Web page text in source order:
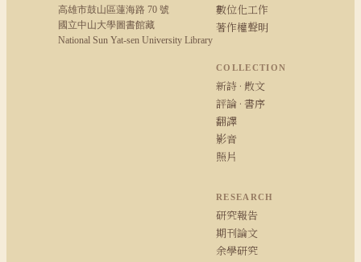
高雄市鼓山區蓮海路 70 號
國立中山大學圖書館藏
National Sun Yat-sen University Library
數位化工作
著作權聲明
COLLECTION
新詩 · 散文
評論 · 書序
翻譯
影音
照片
RESEARCH
研究報告
期刊論文
余學研究